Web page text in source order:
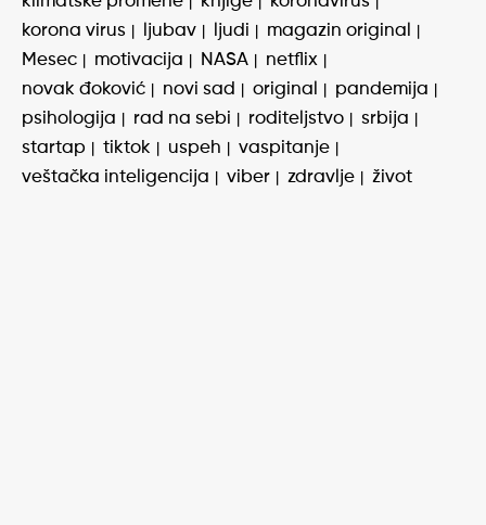
korona virus
ljubav ljudi
magazin original
Mesec
motivacija NASA
netflix
novak đoković
novi sad original
pandemija
psihologija
rad na sebi roditeljstvo
srbija
startap
tiktok uspeh
vaspitanje
veštačka inteligencija
viber zdravlje život